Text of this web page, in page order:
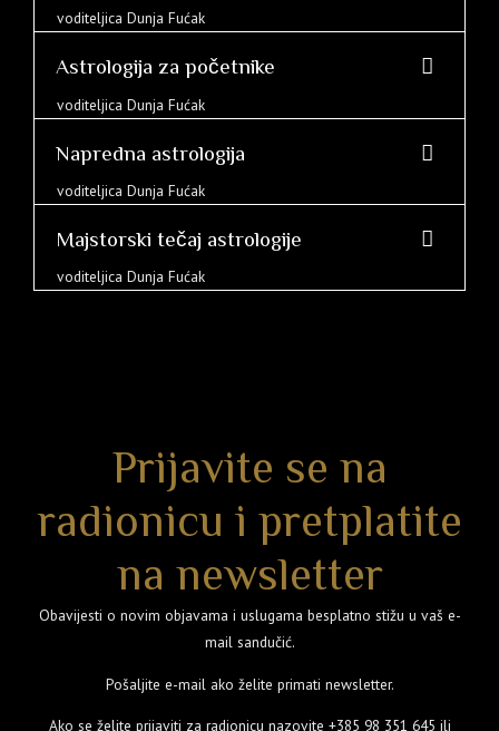
voditeljica Dunja Fućak
Astrologija za početnike
voditeljica Dunja Fućak
Napredna astrologija
voditeljica Dunja Fućak
Majstorski tečaj astrologije
voditeljica Dunja Fućak
Prijavite se na
radionicu i pretplatite
na newsletter
Obavijesti o novim objavama i uslugama besplatno stižu u vaš e-
mail sandučić.
Pošaljite e-mail ako želite primati newsletter.
Ako se želite prijaviti za radionicu nazovite +385 98 351 645 ili